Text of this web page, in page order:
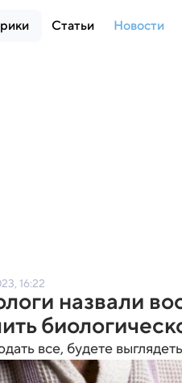
Статьи Новости
16:22
назвали
все, будете